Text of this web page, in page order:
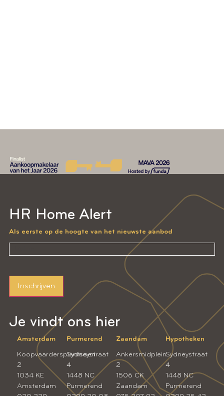
Je vindt ons hier
Amsterdam
Koopvaardersplantsoen
2
1034 KE
Amsterdam
Purmerend
Sydneystraat
4
1448 NC
Purmerend
Zaandam
Ankersmidplein
2
1506 CK
Zaandam
Hypotheken
Sydneystraat
4
1448 NC
Purmerend
HR Home Alert
Als eerste op de hoogte van het nieuwste aanbod
Inschrijven